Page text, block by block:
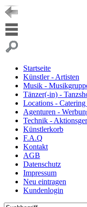
Startseite
Künstler - Artisten
Musik -
Tänzer(-in) -
Locations -
Agenturen -
Technik -
Künstlerkorb
F.A.Q
Kontakt
AGB
Datenschutz
Impressum
Neu eintragen
Kundenlogin